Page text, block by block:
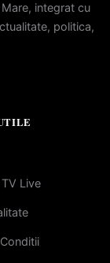
integrat cu
politica,
Live